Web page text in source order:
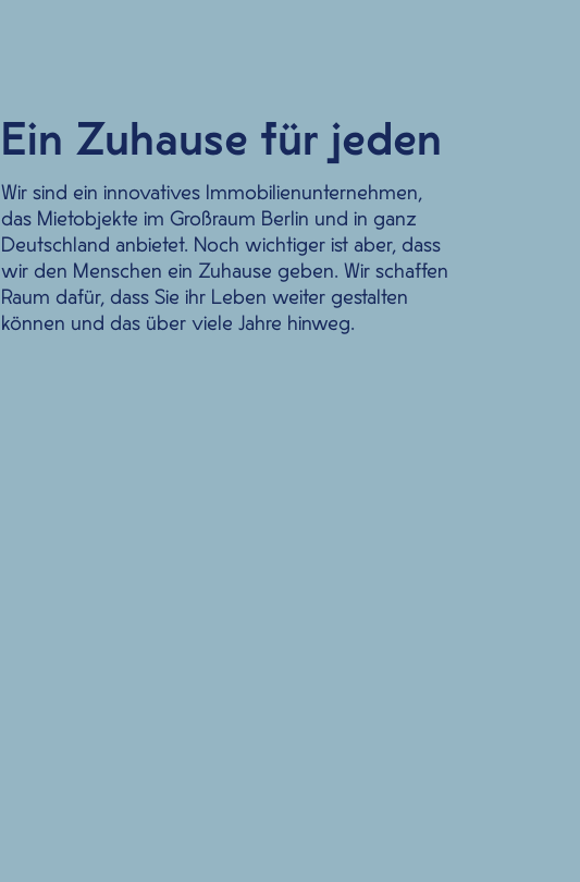
Ein Zuhause für jeden
Wir sind ein innovatives Immobilienunternehmen,
das Mietobjekte im Großraum Berlin und in ganz
Deutschland anbietet. Noch wichtiger ist aber, dass
wir den Menschen ein Zuhause geben. Wir schaffen
Raum dafür, dass Sie ihr Leben weiter gestalten
können und das über viele Jahre hinweg.